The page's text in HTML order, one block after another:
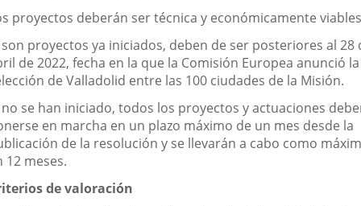
proyectos deberán ser técnica y económicamente
son proyectos ya iniciados, deben de ser posteriores al 28
de 2022, fecha en la que la Comisión Europea anunció la
de Valladolid entre las 100 ciudades de la Misión.
no se han iniciado, todos los proyectos y actuaciones
en marcha en un plazo máximo de un mes desde la
de la resolución y se llevarán a cabo como
12 meses.
de valoración